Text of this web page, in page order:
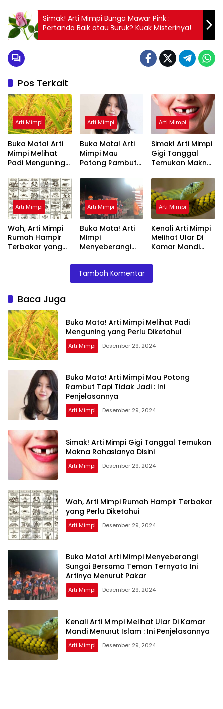
Simak! Arti Mimpi Bunga Mawar Pink :
Pertanda Baik atau Buruk? Kuak Misterinya!
Pos Terkait
Arti Mimpi
Buka Mata! Arti
Mimpi Melihat
Padi Menguning
Diketahui
Arti Mimpi
Buka Mata! Arti
Mimpi Mau
Potong Rambut
Ini Penjelasannya
Arti Mimpi
Simak! Arti Mimpi
Gigi Tanggal
Temukan Makna
Arti Mimpi
Wah, Arti Mimpi
Rumah Hampir
Terbakar yang
Arti Mimpi
Buka Mata! Arti
Mimpi
Menyeberangi
Teman Ternyata
Ini Artinya
Menurut Pakar
Arti Mimpi
Kenali Arti Mimpi
Melihat Ular Di
Kamar Mandi
Ini Penjelasannya
Tambah Komentar
Baca Juga
Buka Mata! Arti Mimpi Melihat Padi
Menguning yang Perlu Diketahui
Arti Mimpi Desember 29, 2024
Buka Mata! Arti Mimpi Mau Potong
Rambut Tapi Tidak Jadi : Ini
Penjelasannya
Arti Mimpi Desember 29, 2024
Simak! Arti Mimpi Gigi Tanggal Temukan
Makna Rahasianya Disini
Arti Mimpi Desember 29, 2024
Wah, Arti Mimpi Rumah Hampir Terbakar
yang Perlu Diketahui
Arti Mimpi Desember 29, 2024
Buka Mata! Arti Mimpi Menyeberangi
Sungai Bersama Teman Ternyata Ini
Artinya Menurut Pakar
Arti Mimpi Desember 29, 2024
Kenali Arti Mimpi Melihat Ular Di Kamar
Mandi Menurut Islam : Ini Penjelasannya
Arti Mimpi Desember 29, 2024